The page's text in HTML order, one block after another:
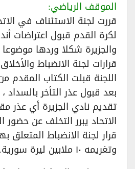
الموقف الرياضي:
قررت لجنة الاستئناف في
لكرة القدم قبول اعتراضات
والجزيرة شكلا وردها
قرارات لجنة الانضباط والأخلاق.
اللجنة قبلت الكتاب المقدم
بعد قبول عذر التأخر
تقديم نادي الجزيرة أي عذر
الاتحاد يبرر التخلف عن حضور
قرار لجنة الانضباط المتعلق
وتغريمه ١٠ ملابين ليرة سورية.